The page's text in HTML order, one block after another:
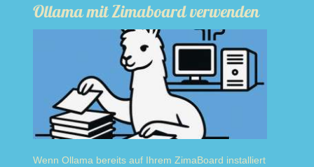
Ollama mit Zimaboard verwenden
Wenn Ollama bereits auf Ihrem ZimaBoard installiert